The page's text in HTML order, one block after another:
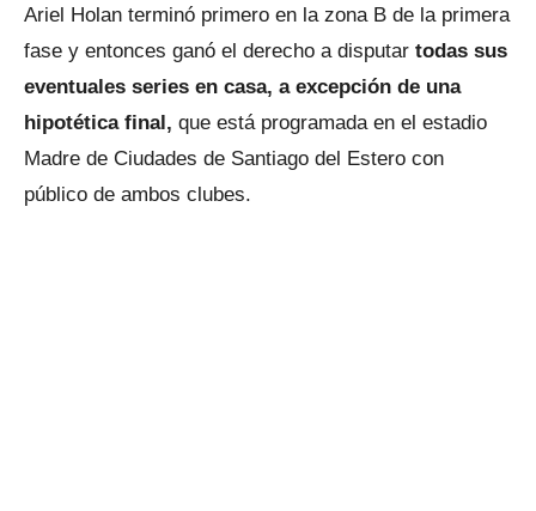
Ariel Holan terminó primero en la zona B de la primera
fase y entonces ganó el derecho a disputar todas sus
eventuales series en casa, a excepción de una
hipotética final, que está programada en el estadio
Madre de Ciudades de Santiago del Estero con
público de ambos clubes.